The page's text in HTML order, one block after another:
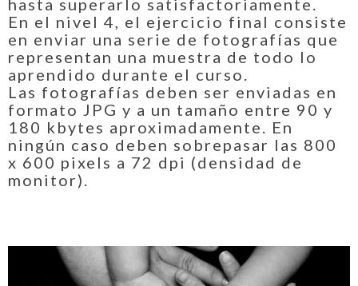
hasta superarlo satisfactoriamente.
En el nivel 4, el ejercicio final consiste
en enviar una serie de fotografías que
representan una muestra de todo lo
aprendido durante el curso.
Las fotografías deben ser enviadas en
formato JPG y a un tamaño entre 90 y
180 kbytes aproximadamente. En
ningún caso deben sobrepasar las 800
x 600 pixels a 72 dpi (densidad de
monitor).